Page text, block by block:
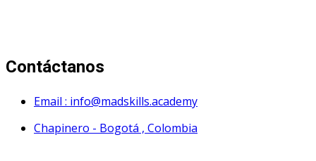
Contáctanos
Email : info@madskills.academy
Chapinero - Bogotá , Colombia